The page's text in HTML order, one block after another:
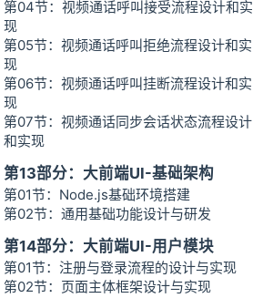
第04节：视频通话呼叫接受流程设计和实
现
第05节：视频通话呼叫拒绝流程设计和实
现
第06节：视频通话呼叫挂断流程设计和实
现
第07节：视频通话同步会话状态流程设计
和实现
第13部分：大前端UI-基础架构
第01节：Node.js基础环境搭建
第02节：通用基础功能设计与研发
第14部分：大前端UI-用户模块
第01节：注册与登录流程的设计与实现
第02节：页面主体框架设计与实现